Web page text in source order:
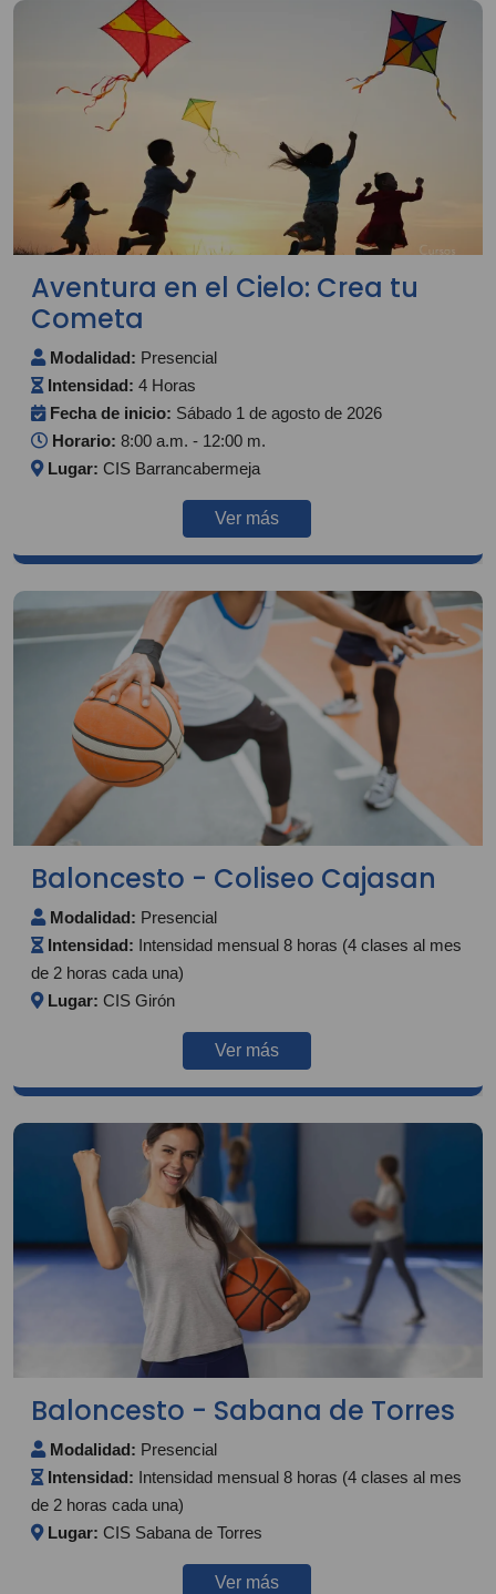
Aventura en el Cielo: Crea tu
Cometa
Modalidad: Presencial
Intensidad: 4 Horas
Fecha de inicio: Sábado 1 de agosto de 2026
Horario: 8:00 a.m. - 12:00 m.
Lugar: CIS Barrancabermeja
Ver más
Baloncesto - Coliseo Cajasan
Modalidad: Presencial
Intensidad: Intensidad mensual 8 horas (4 clases al mes
de 2 horas cada una)
Lugar: CIS Girón
Ver más
Baloncesto - Sabana de Torres
Modalidad: Presencial
Intensidad: Intensidad mensual 8 horas (4 clases al mes
de 2 horas cada una)
Lugar: CIS Sabana de Torres
Ver más